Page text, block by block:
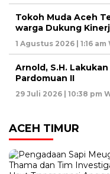
Tokoh Muda Aceh
warga Dukung
1 Agustus 2026 | 1:16 am
Arnold, S.H.
Pardomuan II
29 Juli 2026 | 10:38 pm
ACEH TIMUR